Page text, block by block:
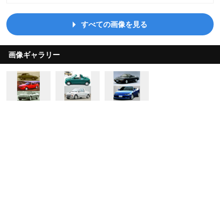
すべての画像を見る
画像ギャラリー